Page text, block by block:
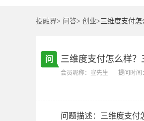
投融界> 问答> 创业>三维度支付怎
问 三维度支付怎么样？
会员昵称：宣先生 提问时间
问题描述：三维度支付